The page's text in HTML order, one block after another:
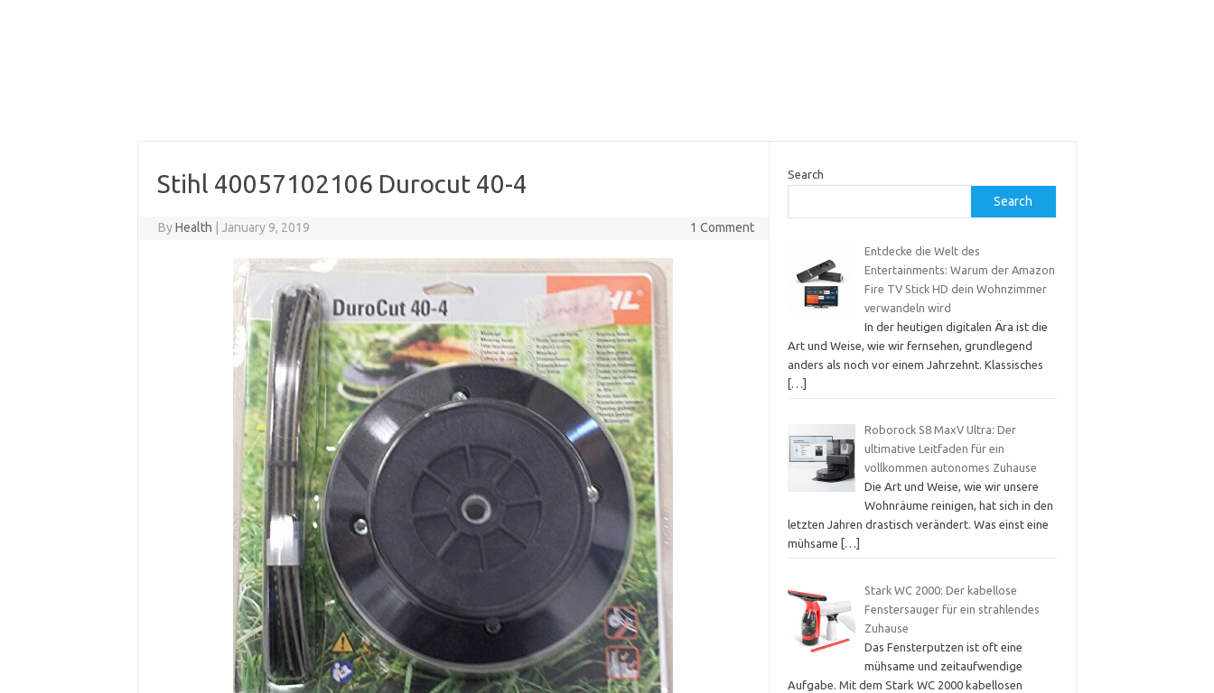
Stihl 40057102106 Durocut 40-4
ByHealth January 9, 2019 1 Comment
Search
Search
Entdecke die Welt des
Entertainments: Warum der Amazon
Fire TV Stick HD dein Wohnzimmer
verwandeln wird
In der heutigen digitalen Ära ist die
Art und Weise, wie wir fernsehen, grundlegend
anders als noch vor einem Jahrzehnt. Klassisches
[…]
Roborock S8 MaxV Ultra: Der
ultimative Leitfaden für ein
vollkommen autonomes Zuhause
Die Art und Weise, wie wir unsere
Wohnräume reinigen, hat sich in den
letzten Jahren drastisch verändert. Was einst eine
mühsame
[…]
Stark WC 2000: Der kabellose
Fenstersauger für ein strahlendes
Zuhause
Das Fensterputzen ist oft eine
mühsame und zeitaufwendige
Aufgabe. Mit dem Stark WC 2000 kabellosen